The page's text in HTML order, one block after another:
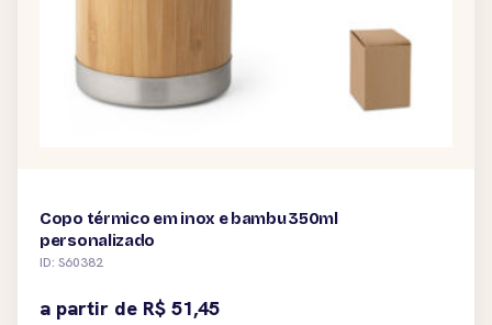
Copo térmico em inox e bambu 350ml
personalizado
ID: S60382
a partir de R$ 51,45